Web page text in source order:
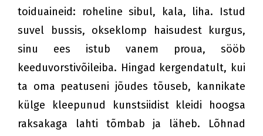
toiduaineid: roheline sibul, kala, liha. Istud
suvel bussis, okseklomp haisudest kurgus,
sinu ees istub vanem proua, sööb
keeduvorstivõileiba. Hingad kergendatult, kui
ta oma peatuseni jõudes tõuseb, kannikate
külge kleepunud kunstsiidist kleidi hoogsa
raksakaga lahti tõmbab ja läheb. Lõhnad